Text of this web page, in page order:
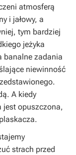
atmosferą
i jałowy, a
tym bardziej
jeżyka
banalne zadania
niewinność
A kiedy
jest opuszczona,
strach przed